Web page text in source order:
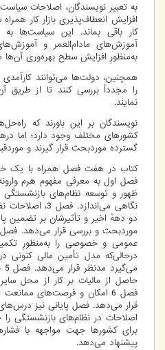
به تعبیر نویسندگان، اصلاحات
افزایش انعطاف‌پذیری بازار کار همراه
کار باقی بماند. این سیاست‌ها به
آموزش‌های مادام‌العمر و
به‌منظورِ افزایش سطح بهره‌وری آن‌ها
همچنین، دولت‌ها می‌توانند کارآمدی
را مجدداً بررسی کنند تا از طریق
نمایند.
نویسندگان بر این باورند که
کشورهای مختلف وجود دارد؛ اما
گسترده موردبحث قرار گیرند و
کتاب در هفت فصل همراه با یک
ظهور و توسعه نظام‌های بازنشستگی و
نگاهی می‌اندازد.
دو دههٔ اخیر و تأثیرشان بر تضمین
عمومی و خصوصی را به‌منظورِ
درحالی‌که مدل تأمین مالی کنونی
حاصل از مالیات بر کار از محل سایر
فصل 6 امکان و فرصت‌های ممانعت
قرار می‌دهد. فصل پایانی نیز درس‌های
اصلاحات در نظام‌های بازنشستگی را
برای کشورها جهت مواجهه با
پیشنهاد می‌دهد.